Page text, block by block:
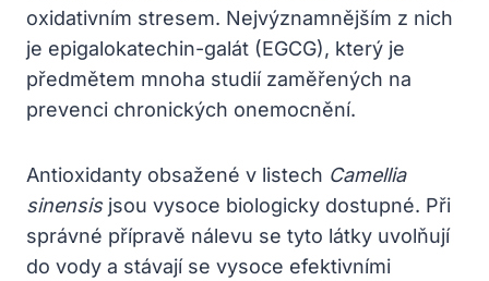
oxidativním stresem. Nejvýznamnějším z nich
je epigalokatechin-galát (EGCG), který je
předmětem mnoha studií zaměřených na
prevenci chronických onemocnění.
Antioxidanty obsažené v listech Camellia
sinensisjsou vysoce biologicky dostupné. Při
správné přípravě nálevu se tyto látky uvolňují
do vody a stávají se vysoce efektivními